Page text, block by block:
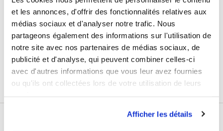
et les annonces, d'offrir des fonctionnalités relatives aux
médias sociaux et d'analyser notre trafic. Nous
partageons également des informations sur l'utilisation de
notre site avec nos partenaires de médias sociaux, de
publicité et d'analyse, qui peuvent combiner celles-ci
avec d'autres informations que vous leur avez fournies
ou qu'ils ont collectées lors de votre utilisation de leurs
Afficher les détails
Subscribe to our newsletter, receive all our promotions and follow
the latest news from Laboratoires Fenioux.
Su
dirección
de
correo
electrónico
Sign Up
Enim quis fugiat consequat elit minim nisi eu occaecat occaecat deserunt aliquip
nisi ex deserunt.